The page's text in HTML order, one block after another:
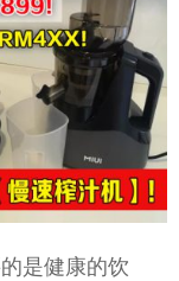
是健康的饮